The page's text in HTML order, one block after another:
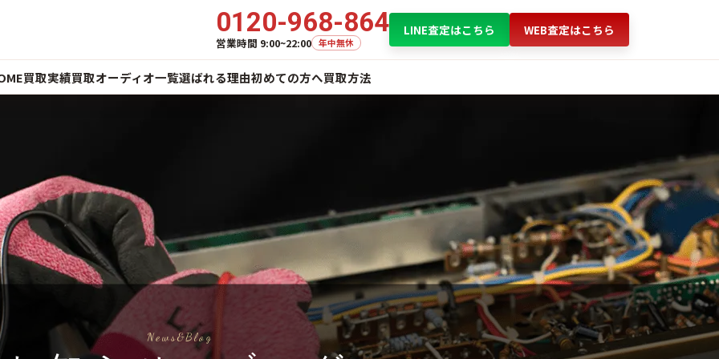
0120-968-864
営業時間 9:00~22:00 年中無休
LINE査定はこちら WEB査定はこちら
買取実績買取オーディオ一覧選ばれる理由初めての方へ買取方法
News&Blog